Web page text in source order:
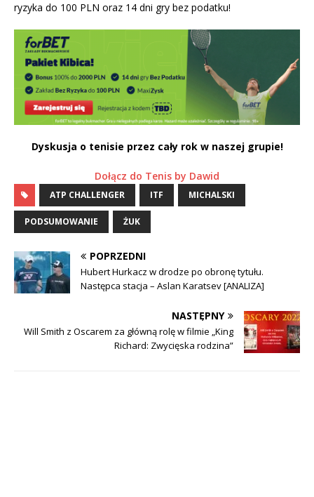
ryzyka do 100 PLN oraz 14 dni gry bez podatku!
Dyskusja o tenisie przez cały rok w naszej grupie!
Dołącz do Tenis by Dawid
ATP CHALLENGER ITF MICHALSKI
PODSUMOWANIE ŻUK
POPRZEDNI
Hubert Hurkacz w drodze po obronę tytułu.
Następca stacja – Aslan Karatsev [ANALIZA]
NASTĘPNY
Will Smith z Oscarem za główną rolę w filmie „King
Richard: Zwycięska rodzina”